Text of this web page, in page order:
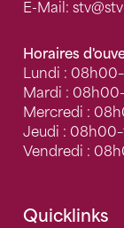
E-Mail: stv
Horaires
Lundi :
Mardi :
Mercredi :
Jeudi :
Vendredi :
Quicklinks